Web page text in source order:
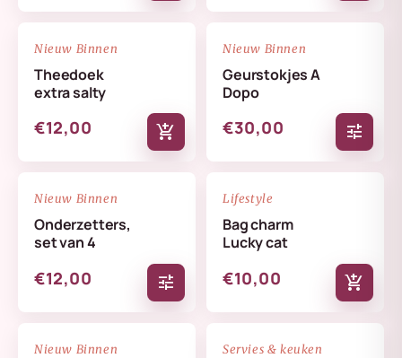
NIEUW
Nieuw Binnen
Theedoek
extra salty
€12,00 add_shopping_cart
NIEUW
Nieuw Binnen
Geurstokjes A
Dopo
€30,00 tune
NIEUW
Nieuw Binnen
Onderzetters,
set van 4
€12,00 tune
NIEUW
Lifestyle
Bag charm
Lucky cat
€10,00 add_shopping_cart
NIEUW
Nieuw Binnen NIEUW
Servies & keuken